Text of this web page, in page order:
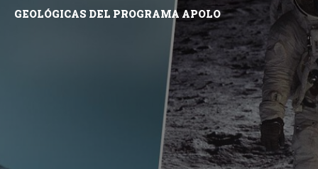
GEOLÓGICAS DEL PROGRAMA APOLO